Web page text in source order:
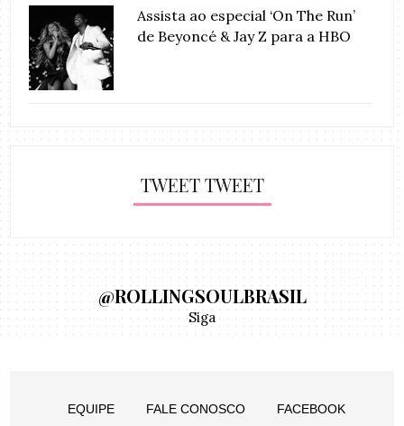
Assista ao especial ‘On The Run’
de Beyoncé & Jay Z para a HBO
TWEET TWEET
@ROLLINGSOULBRASIL
Siga
EQUIPE FALE CONOSCO FACEBOOK